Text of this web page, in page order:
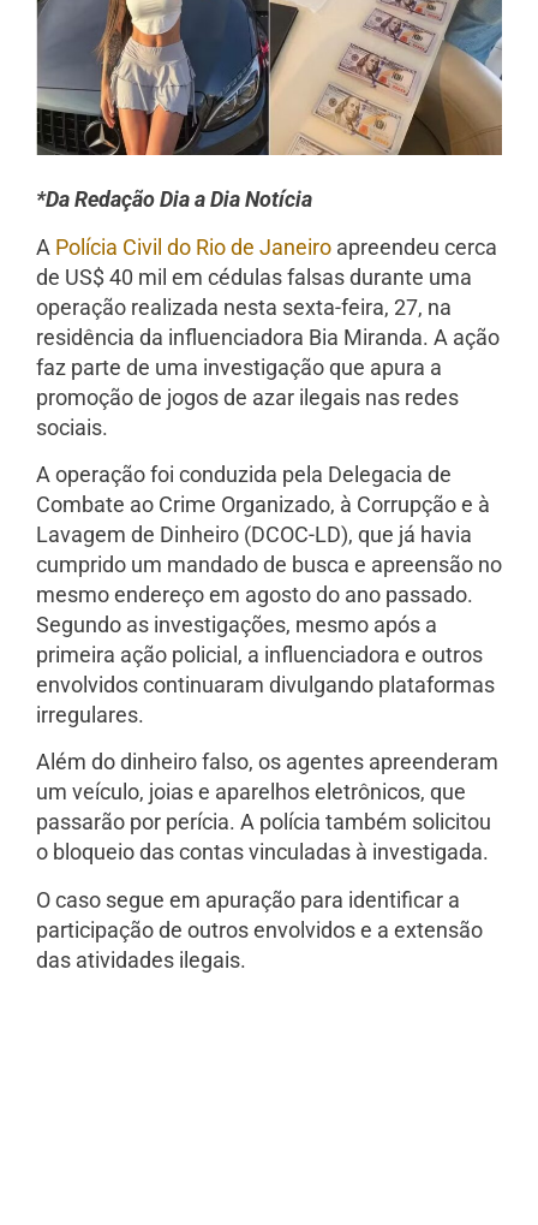
*Da Redação Dia a Dia Notícia
A Polícia Civil do Rio de Janeiro apreendeu cerca
de US$ 40 mil em cédulas falsas durante uma
operação realizada nesta sexta-feira, 27, na
residência da influenciadora Bia Miranda. A ação
faz parte de uma investigação que apura a
promoção de jogos de azar ilegais nas redes
sociais.
A operação foi conduzida pela Delegacia de
Combate ao Crime Organizado, à Corrupção e à
Lavagem de Dinheiro (DCOC-LD), que já havia
cumprido um mandado de busca e apreensão no
mesmo endereço em agosto do ano passado.
Segundo as investigações, mesmo após a
primeira ação policial, a influenciadora e outros
envolvidos continuaram divulgando plataformas
irregulares.
Além do dinheiro falso, os agentes apreenderam
um veículo, joias e aparelhos eletrônicos, que
passarão por perícia. A polícia também solicitou
o bloqueio das contas vinculadas à investigada.
O caso segue em apuração para identificar a
participação de outros envolvidos e a extensão
das atividades ilegais.